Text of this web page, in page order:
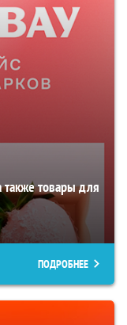
также товары для
ПОДРОБНЕЕ